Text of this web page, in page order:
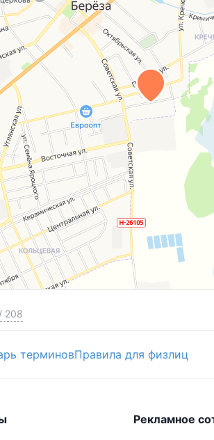
/ 208
терминовПравила для физлиц
Рекламное